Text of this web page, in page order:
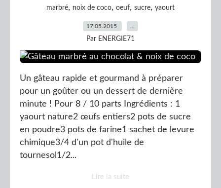
marbré, noix de coco, oeuf, sucre, yaourt
17.05.2015
Par ENERGIE71
Un gâteau rapide et gourmand à préparer
pour un goûter ou un dessert de dernière
minute ! Pour 8 / 10 parts Ingrédients : 1
yaourt nature2 œufs entiers2 pots de sucre
en poudre3 pots de farine1 sachet de levure
chimique3/4 d'un pot d'huile de
tournesol1/2...
Lire la suite